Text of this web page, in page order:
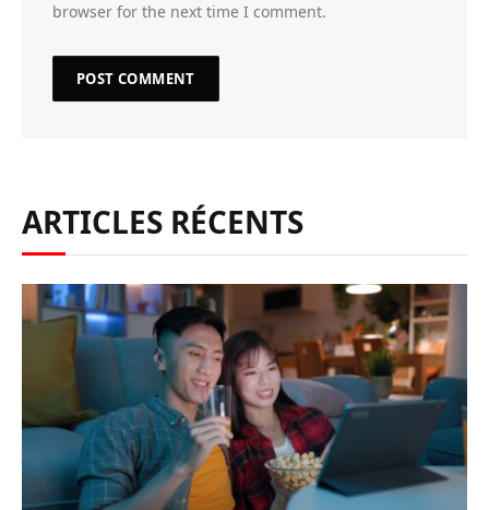
browser for the next time I comment.
ARTICLES RÉCENTS